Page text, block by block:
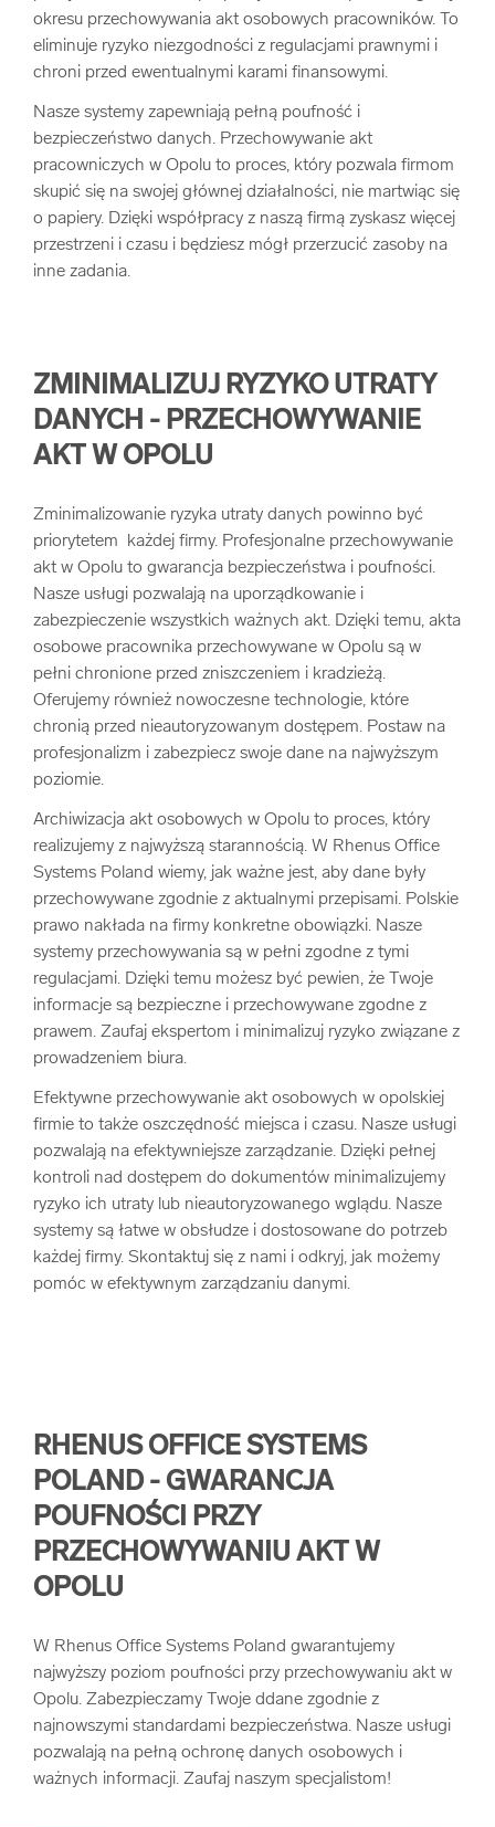
okresu przechowywania akt osobowych pracowników. To
eliminuje ryzyko niezgodności z regulacjami prawnymi i
chroni przed ewentualnymi karami finansowymi.
Nasze systemy zapewniają pełną poufność i
bezpieczeństwo danych. Przechowywanie akt
pracowniczych w Opolu to proces, który pozwala firmom
skupić się na swojej głównej działalności, nie martwiąc się
o papiery. Dzięki współpracy z naszą firmą zyskasz więcej
przestrzeni i czasu i będziesz mógł przerzucić zasoby na
inne zadania.
ZMINIMALIZUJ RYZYKO UTRATY
DANYCH - PRZECHOWYWANIE
AKT W OPOLU
Zminimalizowanie ryzyka utraty danych powinno być
priorytetem każdej firmy. Profesjonalne przechowywanie
akt w Opolu to gwarancja bezpieczeństwa i poufności.
Nasze usługi pozwalają na uporządkowanie i
zabezpieczenie wszystkich ważnych akt. Dzięki temu, akta
osobowe pracownika przechowywane w Opolu są w
pełni chronione przed zniszczeniem i kradzieżą.
Oferujemy również nowoczesne technologie, które
chronią przed nieautoryzowanym dostępem. Postaw na
profesjonalizm i zabezpiecz swoje dane na najwyższym
poziomie.
Archiwizacja akt osobowych w Opolu to proces, który
realizujemy z najwyższą starannością. W Rhenus Office
Systems Poland wiemy, jak ważne jest, aby dane były
przechowywane zgodnie z aktualnymi przepisami. Polskie
prawo nakłada na firmy konkretne obowiązki. Nasze
systemy przechowywania są w pełni zgodne z tymi
regulacjami. Dzięki temu możesz być pewien, że Twoje
informacje są bezpieczne i przechowywane zgodne z
prawem. Zaufaj ekspertom i minimalizuj ryzyko związane z
prowadzeniem biura.
Efektywne przechowywanie akt osobowych w opolskiej
firmie to także oszczędność miejsca i czasu. Nasze usługi
pozwalają na efektywniejsze zarządzanie. Dzięki pełnej
kontroli nad dostępem do dokumentów minimalizujemy
ryzyko ich utraty lub nieautoryzowanego wglądu. Nasze
systemy są łatwe w obsłudze i dostosowane do potrzeb
każdej firmy. Skontaktuj się z nami i odkryj, jak możemy
pomóc w efektywnym zarządzaniu danymi.
RHENUS OFFICE SYSTEMS
POLAND - GWARANCJA
POUFNOŚCI PRZY
PRZECHOWYWANIU AKT W
OPOLU
W Rhenus Office Systems Poland gwarantujemy
najwyższy poziom poufności przy przechowywaniu akt w
Opolu. Zabezpieczamy Twoje ddane zgodnie z
najnowszymi standardami bezpieczeństwa. Nasze usługi
pozwalają na pełną ochronę danych osobowych i
ważnych informacji. Zaufaj naszym specjalistom!